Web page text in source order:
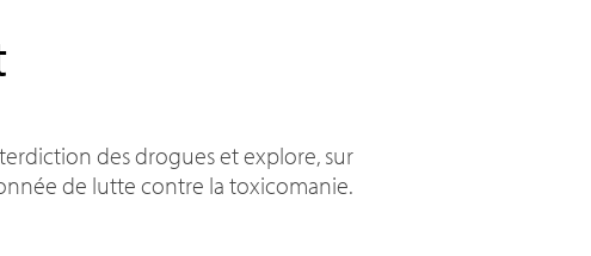
des drogues et explore, sur
de lutte contre la toxicomanie.